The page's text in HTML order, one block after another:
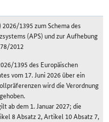
1395 zum Schema des
(APS) und zur Aufhebung
2012
1395 des Europäischen
vom 17. Juni 2026 über ein
wird die Verordnung
ab dem 1. Januar 2027; die
8 Absatz 2, Artikel 10 Absatz 7,